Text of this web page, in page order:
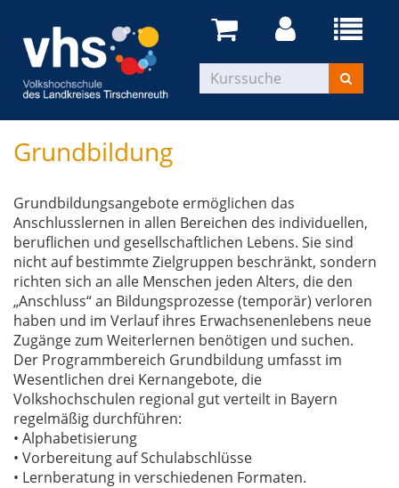
Grundbildung
Grundbildungsangebote ermöglichen das
Anschlusslernen in allen Bereichen des individuellen,
beruflichen und gesellschaftlichen Lebens. Sie sind
nicht auf bestimmte Zielgruppen beschränkt, sondern
richten sich an alle Menschen jeden Alters, die den
„Anschluss“ an Bildungsprozesse (temporär) verloren
haben und im Verlauf ihres Erwachsenenlebens neue
Zugänge zum Weiterlernen benötigen und suchen.
Der Programmbereich Grundbildung umfasst im
Wesentlichen drei Kernangebote, die
Volkshochschulen regional gut verteilt in Bayern
regelmäßig durchführen:
• Alphabetisierung
• Vorbereitung auf Schulabschlüsse
• Lernberatung in verschiedenen Formaten.